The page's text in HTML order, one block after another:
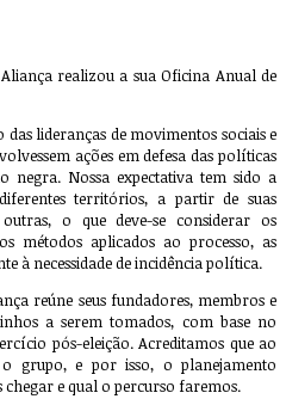
realizou a sua Oficina Anual de
lideranças de movimentos sociais e
ações em defesa das políticas
negra. Nossa expectativa tem sido a
territórios, a partir de suas
o que deve-se considerar os
métodos aplicados ao processo, as
à necessidade de incidência política.
reúne seus fundadores, membros e
a serem tomados, com base no
pós-eleição. Acreditamos que ao
grupo, e por isso, o planejamento
e qual o percurso faremos.